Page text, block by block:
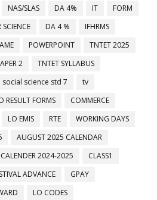
NAS/SLAS DA 4% IT
FORM
DA 4 %
IFHRMS
POWERPOINT
TNTET 2025
2
TNTET SYLLABUS
social science std 7
tv
RESULT FORMS
COMMERCE
LO EMIS RTE
WORKING DAYS
AUGUST 2025 CALENDAR
CALENDER 2024-2025
CLASS1
ADVANCE
GPAY
LO CODES